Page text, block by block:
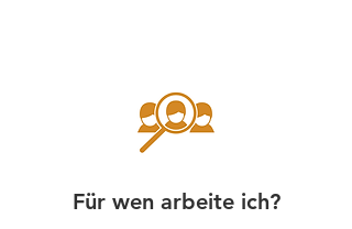
Für wen arbeite ich?